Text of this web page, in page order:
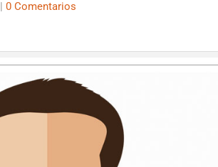
|0 Comentarios